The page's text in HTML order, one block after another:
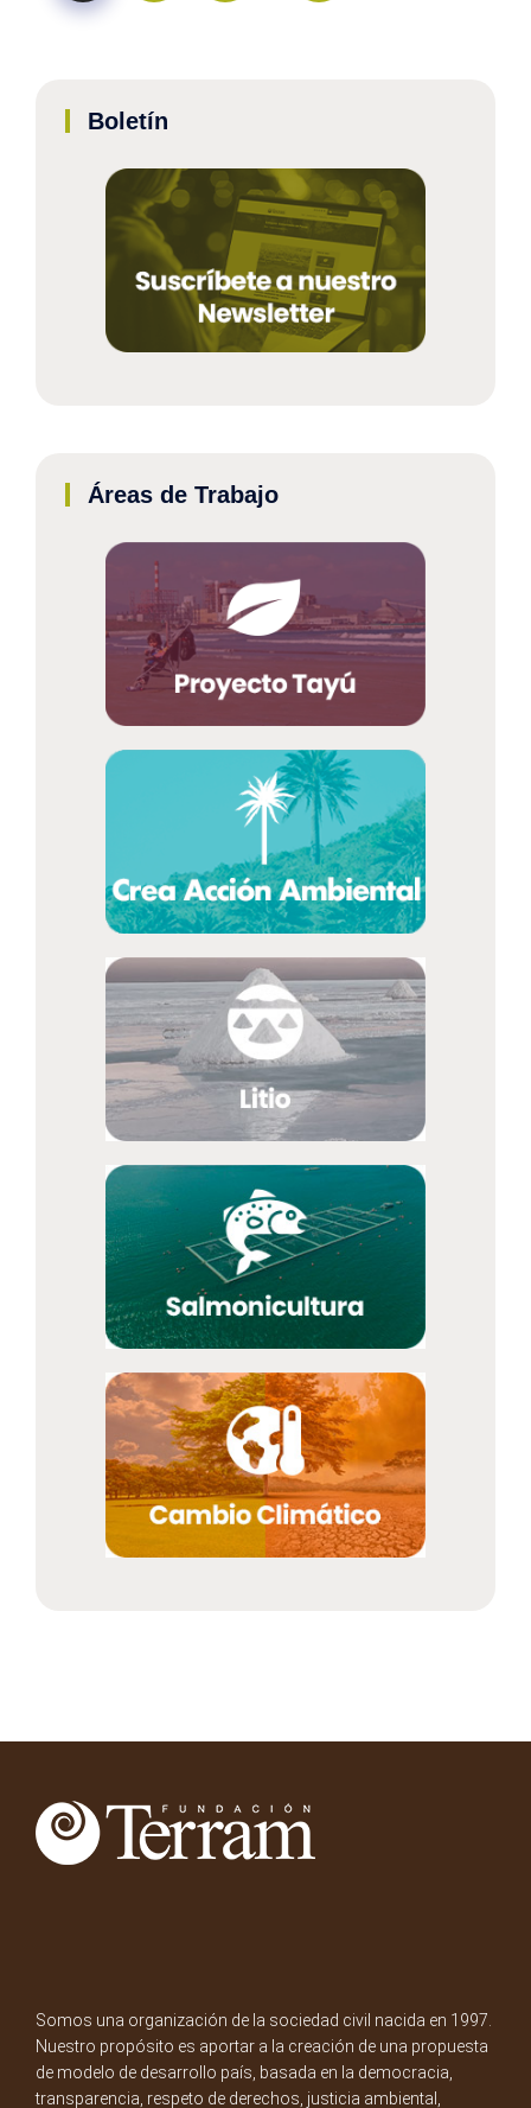
Boletín
Áreas de Trabajo
Somos una organización de la sociedad civil nacida en 1997.
Nuestro propósito es aportar a la creación de una propuesta
de modelo de desarrollo país, basada en la democracia,
transparencia, respeto de derechos, justicia ambiental,